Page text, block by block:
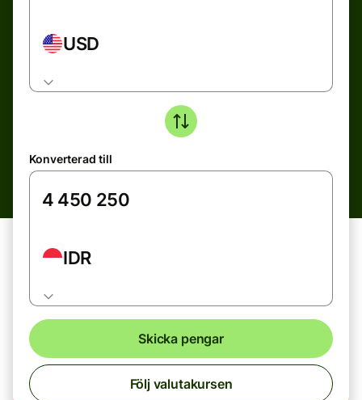
USD
Konverterad till
IDR
Skicka pengar
Följ valutakursen